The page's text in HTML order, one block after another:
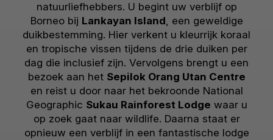
natuurliefhebbers. U begint uw verblijf op
Borneo bij Lankayan Island, een geweldige
duikbestemming. Hier verkent u kleurrijk koraal
en tropische vissen tijdens de drie duiken per
dag die inclusief zijn. Vervolgens brengt u een
bezoek aan het Sepilok Orang Utan Centre
en reist u door naar het bekroonde National
Geographic Sukau Rainforest Lodge waar u
op zoek gaat naar wildlife. Daarna staat er
opnieuw een verblijf in een fantastische lodge